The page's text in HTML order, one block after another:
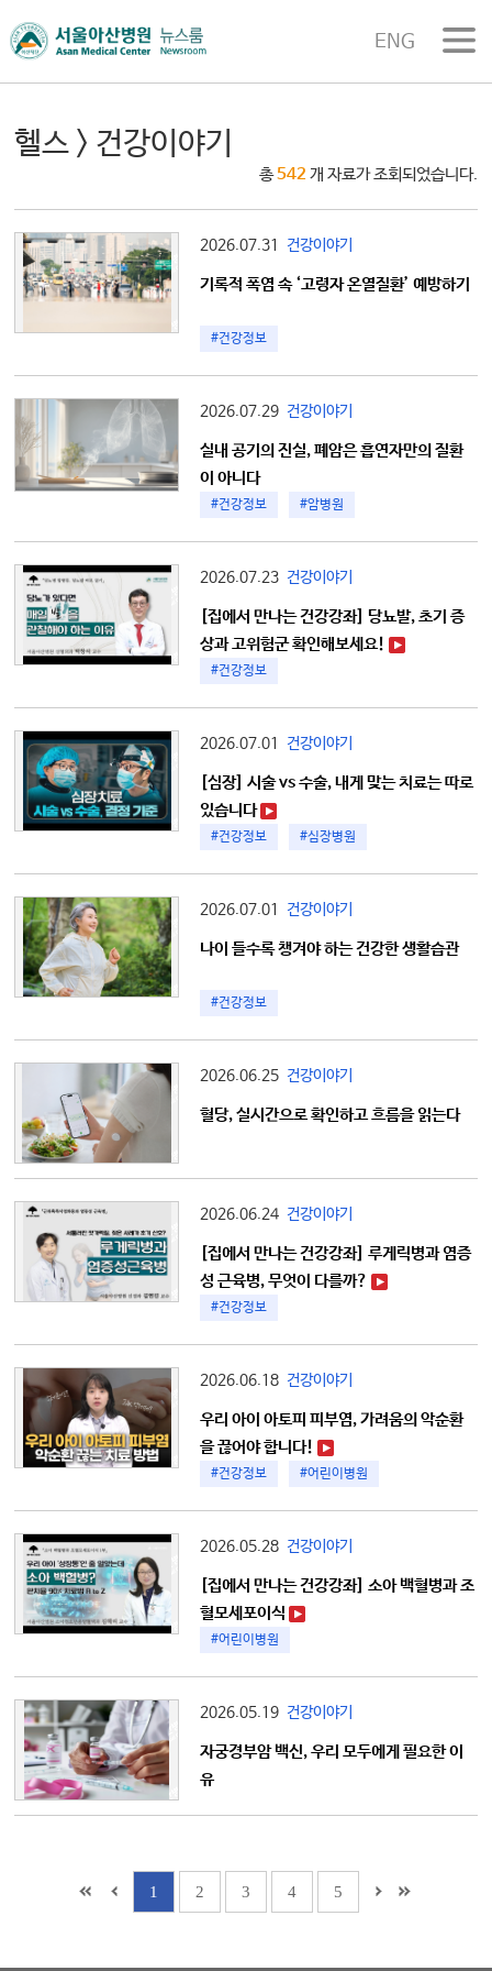
ENG
헬스 > 건강이야기
총542 개 자료가 조회되었습니다.
2026.07.31 건강이야기
기록적 폭염 속 ‘고령자 온열질환’ 예방하기
#건강정보
2026.07.29 건강이야기
실내 공기의 진실, 폐암은 흡연자만의 질환
이 아니다
#건강정보 #암병원
2026.07.23 건강이야기
[집에서 만나는 건강강좌] 당뇨발, 초기 증
상과 고위험군 확인해보세요!
#건강정보
2026.07.01 건강이야기
[심장] 시술 vs 수술, 내게 맞는 치료는 따로
있습니다
#건강정보 #심장병원
2026.07.01 건강이야기
나이 들수록 챙겨야 하는 건강한 생활습관
#건강정보
2026.06.25 건강이야기
혈당, 실시간으로 확인하고 흐름을 읽는다
2026.06.24 건강이야기
[집에서 만나는 건강강좌] 루게릭병과 염증
성 근육병, 무엇이 다를까?
#건강정보
2026.06.18 건강이야기
우리 아이 아토피 피부염, 가려움의 악순환
을 끊어야 합니다!
#건강정보 #어린이병원
2026.05.28 건강이야기
[집에서 만나는 건강강좌] 소아 백혈병과 조
혈모세포이식
#어린이병원
2026.05.19 건강이야기
자궁경부암 백신, 우리 모두에게 필요한 이
유
1 2 3 4 5